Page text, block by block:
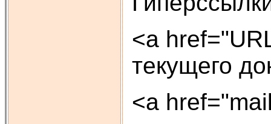
<a
текущего
<a